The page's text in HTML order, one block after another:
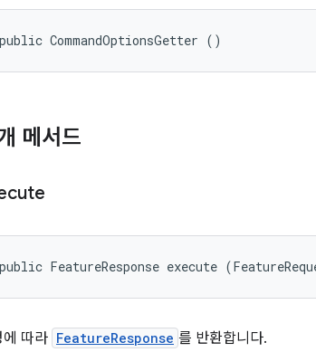
public CommandOptionsGetter ()
메서드
public FeatureResponse execute
에 따라 FeatureResponse 를 반환합니다.